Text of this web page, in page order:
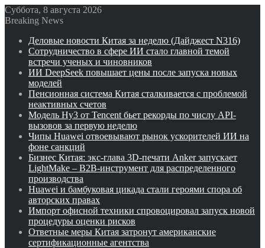
Суббота, 8 августа 2026
Breaking News
Деловые новости Китая за неделю (Дайджест N316)
Сотрудничество в сфере ИИ стало главной темой
встречи ученых и чиновников
ИИ DeepSeek повышает цены после запуска новых
моделей
Пенсионная система Китая сталкивается с проблемой
неактивных счетов
Модель Hy3 от Tencent бьет рекорды по числу API-
вызовов за первую неделю
Чипы Huawei отвоевывают рынок ускорителей ИИ на
фоне санкций
Бизнес Китая: экс-глава 3D-печати Anker запускает
LightMake – B2B-инструмент для распределенного
производства
Huawei и бамбуковая цикада стали героями спора об
авторских правах
Импорт офисной техники спровоцировал запуск новой
процедуры оценки рисков
Ответные меры Китая затронут американские
сертификационные агентства